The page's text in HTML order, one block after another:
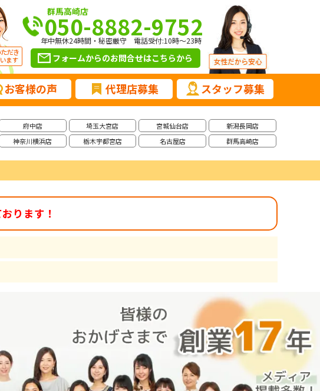
群馬高崎店
050-8882-9752
年中無休24時間・秘密厳守 電話受付:10時～23時
フォームからのお問合せはこちらから
お客様の声 代理店募集 スタッフ募集
府中店
神奈川横浜店
埼玉大宮店
栃木宇都宮店
宮城仙台店
名古屋店
新潟長岡店
群馬高崎店
ります！